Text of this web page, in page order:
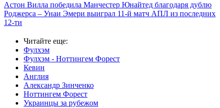
Астон Вилла победила Манчестер Юнайтед благодаря дублю
Роджерса – Унаи Эмери выиграл 11-й матч АПЛ из последних
12-ти
Читайте еще:
Фулхэм
Фулхэм - Ноттингем Форест
Кевин
Англия
Александр Зинченко
Ноттингем Форест
Украинцы за рубежом